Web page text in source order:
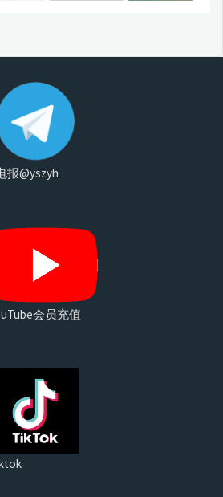
报@yszyh
会员充值